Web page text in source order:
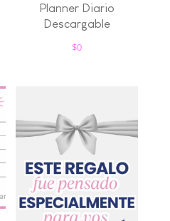
Planner Diario
Descargable
$0